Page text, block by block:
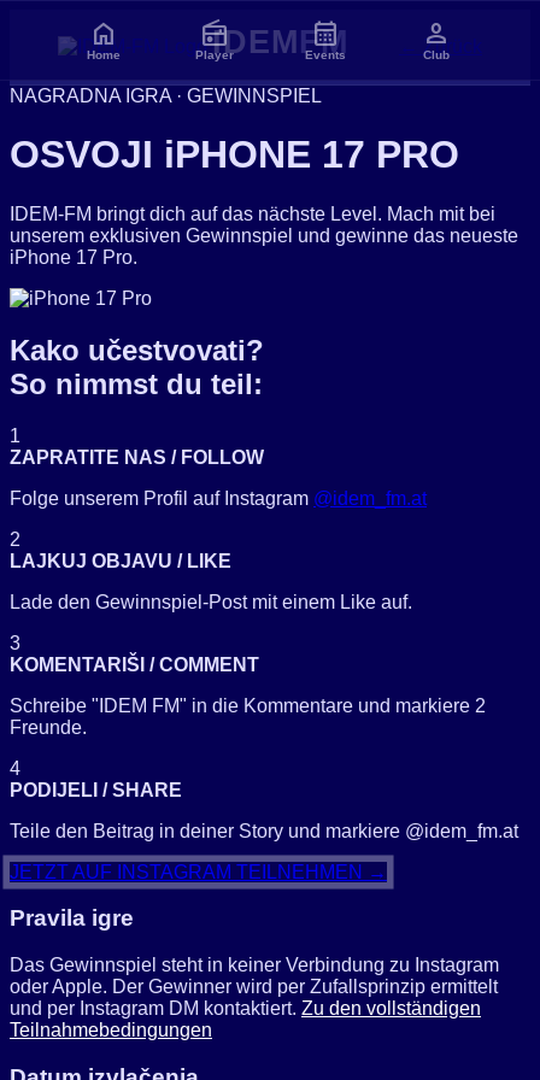
IDEMFM ← Zurück
NAGRADNA IGRA · GEWINNSPIEL
OSVOJI iPHONE 17 PRO
IDEM-FM bringt dich auf das nächste Level. Mach mit bei
unserem exklusiven Gewinnspiel und gewinne das neueste
iPhone 17 Pro.
Kako učestvovati?
So nimmst du teil:
1
ZAPRATITE NAS / FOLLOW
Folge unserem Profil auf Instagram @idem_fm.at
2
LAJKUJ OBJAVU / LIKE
Lade den Gewinnspiel-Post mit einem Like auf.
3
KOMENTARIŠI / COMMENT
Schreibe "IDEM FM" in die Kommentare und markiere 2
Freunde.
4
PODIJELI / SHARE
Teile den Beitrag in deiner Story und markiere @idem_fm.at
JETZT AUF INSTAGRAM TEILNEHMEN →
Pravila igre
Das Gewinnspiel steht in keiner Verbindung zu Instagram
oder Apple. Der Gewinner wird per Zufallsprinzip ermittelt
und per Instagram DM kontaktiert. Zu den vollständigen
Teilnahmebedingungen
home
Home
radio
Player
calendar_month
Events
person
Club